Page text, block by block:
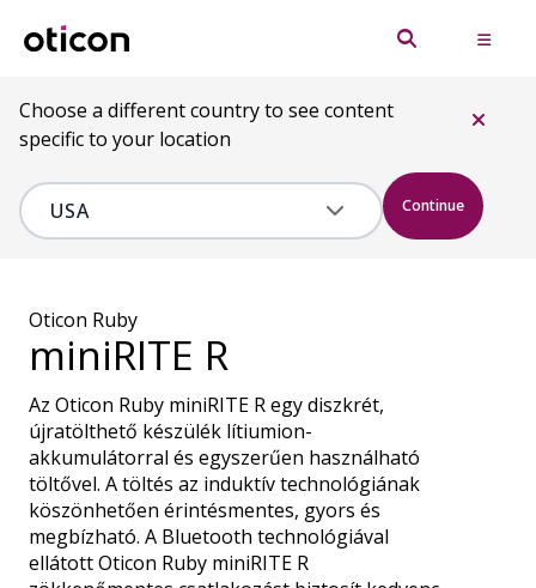
Choose a different country to see content
specific to your location
Continue
Oticon Ruby
miniRITE R
Az Oticon Ruby miniRITE R egy diszkrét,
újratölthető készülék lítiumion-
akkumulátorral és egyszerűen használható
töltővel. A töltés az induktív technológiának
köszönhetően érintésmentes, gyors és
megbízható. A Bluetooth technológiával
ellátott Oticon Ruby miniRITE R